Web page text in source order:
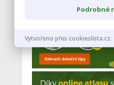
Podrobné
Vytvořeno přes cookieslista.cz